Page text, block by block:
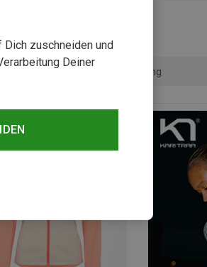
Sortierung
zuschneiden und
Deiner